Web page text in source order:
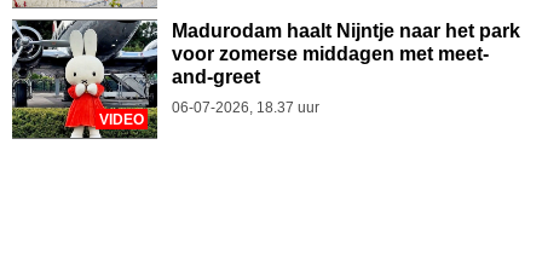
VIDEO
Madurodam haalt Nijntje naar het park
voor zomerse middagen met meet-
and-greet
06-07-2026, 18.37 uur